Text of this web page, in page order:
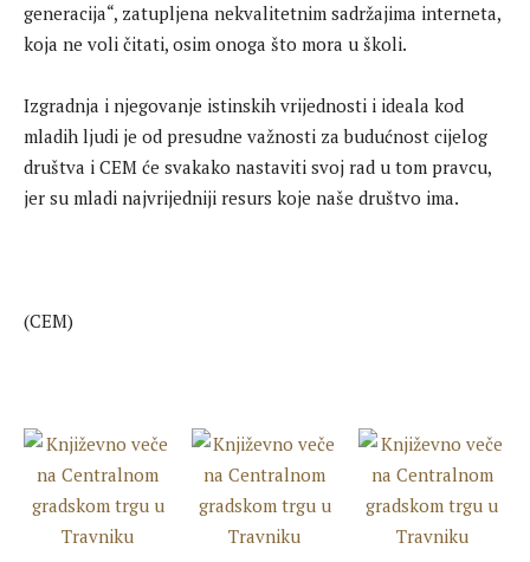
generacija“, zatupljena nekvalitetnim sadržajima interneta,
koja ne voli čitati, osim onoga što mora u školi.
Izgradnja i njegovanje istinskih vrijednosti i ideala kod
mladih ljudi je od presudne važnosti za budućnost cijelog
društva i CEM će svakako nastaviti svoj rad u tom pravcu,
jer su mladi najvrijedniji resurs koje naše društvo ima.
(CEM)